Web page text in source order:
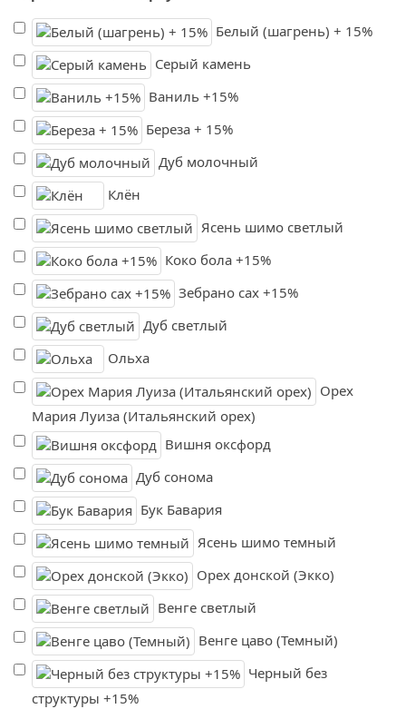
Белый (шагрень) + 15%
Серый камень
Ваниль +15%
Береза + 15%
Дуб молочный
Клён
Ясень шимо светлый
Коко бола +15%
Зебрано сах +15%
Дуб светлый
Ольха
Орех
Мария Луиза (Итальянский орех)
Вишня оксфорд
Дуб сонома
Бук Бавария
Ясень шимо темный
Орех донской (Экко)
Венге светлый
Венге цаво (Темный)
Черный без
структуры +15%